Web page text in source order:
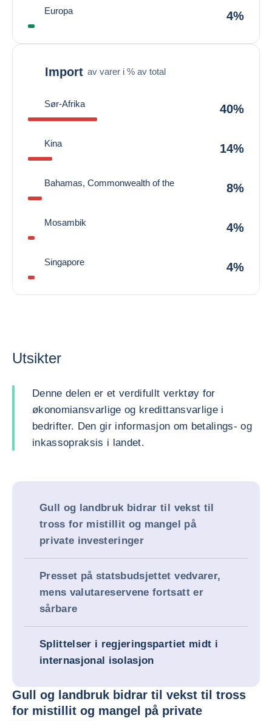
Europa 4%
Import av varer i % av total
Sør-Afrika 40%
Kina 14%
Bahamas, Commonwealth of the 8%
Mosambik 4%
Singapore 4%
Utsikter
Denne delen er et verdifullt verktøy for
økonomiansvarlige og kredittansvarlige i
bedrifter. Den gir informasjon om betalings- og
inkassopraksis i landet.
Gull og landbruk bidrar til vekst til
tross for mistillit og mangel på
private investeringer
Presset på statsbudsjettet vedvarer,
mens valutareservene fortsatt er
sårbare
Splittelser i regjeringspartiet midt i
internasjonal isolasjon
Gull og landbruk bidrar til vekst til tross
for mistillit og mangel på private